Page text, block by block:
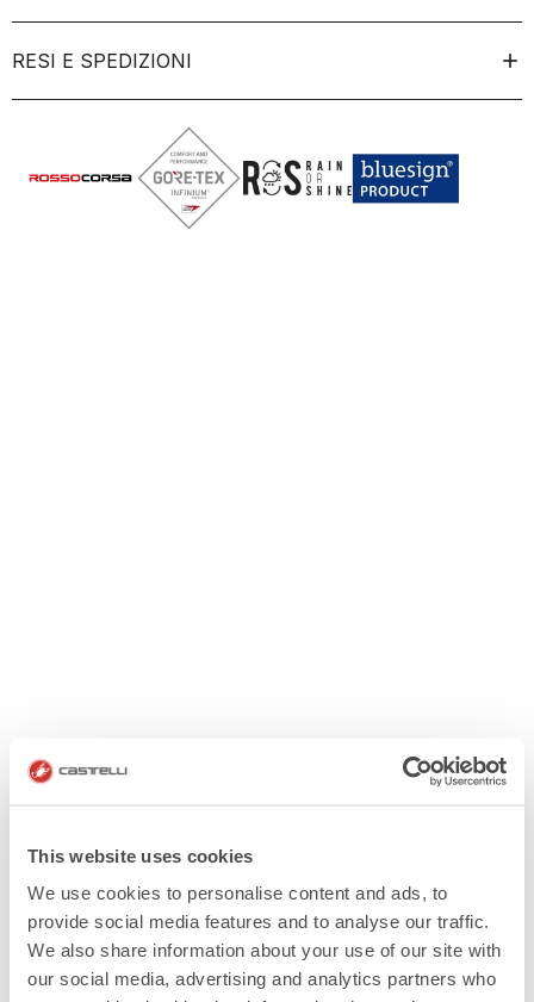
This website uses cookies
We use cookies to personalise content and ads, to
provide social media features and to analyse our traffic.
We also share information about your use of our site with
our social media, advertising and analytics partners who
RESI E SPEDIZIONI